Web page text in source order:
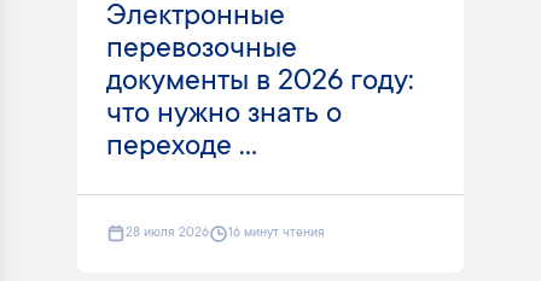
Электронные
перевозочные
документы в 2026 году:
что нужно знать о
переходе ...
28 июля 2026 16 минут чтения